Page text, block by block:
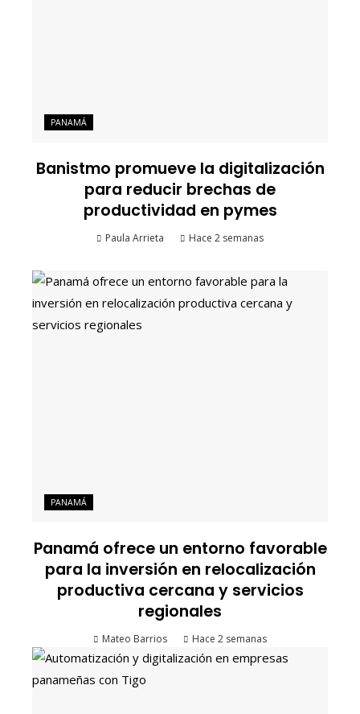
PANAMÁ
Banistmo promueve la digitalización
para reducir brechas de
productividad en pymes
Paula Arrieta Hace 2 semanas
PANAMÁ
Panamá ofrece un entorno favorable
para la inversión en relocalización
productiva cercana y servicios
regionales
Mateo Barrios Hace 2 semanas